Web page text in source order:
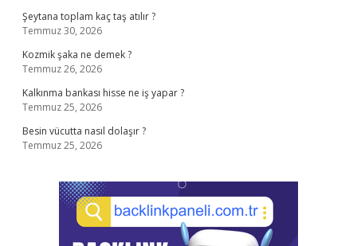
Şeytana toplam kaç taş atılır ?
Temmuz 30, 2026
Kozmik şaka ne demek ?
Temmuz 26, 2026
Kalkınma bankası hisse ne iş yapar ?
Temmuz 25, 2026
Besin vücutta nasıl dolaşır ?
Temmuz 25, 2026